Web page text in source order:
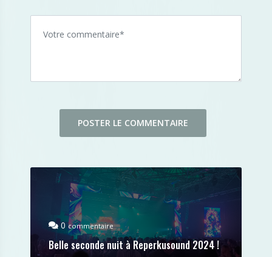
0commentaire
Belle seconde nuit à Reperkusound 2024 !